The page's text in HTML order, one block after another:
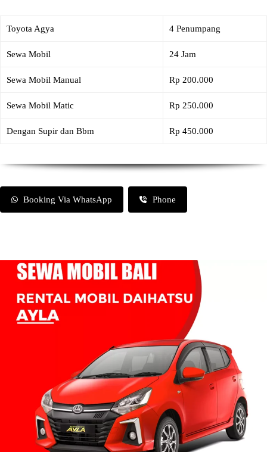
Toyota Agya 4 Penumpang
Sewa Mobil 24 Jam
Sewa Mobil Manual Rp 200.000
Sewa Mobil Matic Rp 250.000
Dengan Supir dan Bbm Rp 450.000
Booking Via WhatsApp Phone